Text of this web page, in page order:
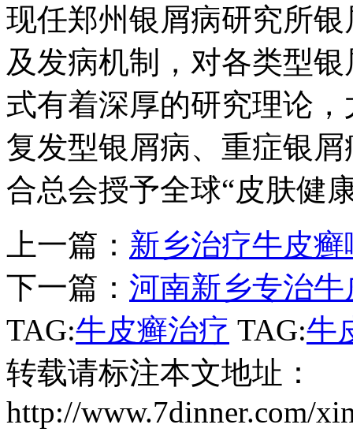
现任郑州银屑病研究所
及发病机制，对各类型
式有着深厚的研究理论
复发型银屑病、重症银
合总会授予全球“皮肤健
上一篇： 新乡治疗牛皮
下一篇： 河南新乡专治
TAG:牛皮癣治疗 TAG:牛
转载请标注本文地址：
http://www.7dinner.com/